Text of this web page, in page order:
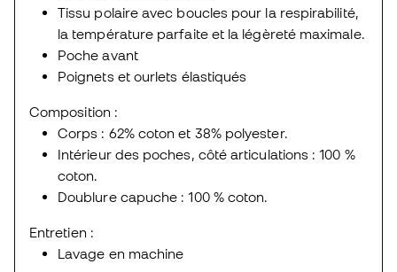
Tissu polaire avec boucles pour la respirabilité,
la température parfaite et la légèreté maximale.
Poche avant
Poignets et ourlets élastiqués
Composition :
Corps : 62% coton et 38% polyester.
Intérieur des poches, côté articulations : 100 %
coton.
Doublure capuche : 100 % coton.
Entretien :
Lavage en machine